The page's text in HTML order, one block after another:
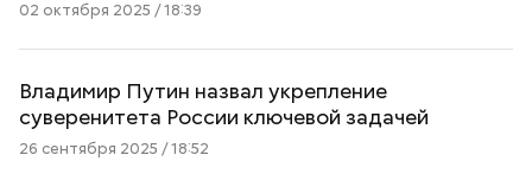
02 октября 2025 / 18:39
Владимир Путин назвал укрепление
суверенитета России ключевой задачей
26 сентября 2025 / 18:52